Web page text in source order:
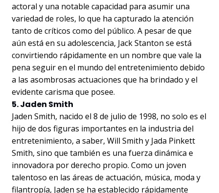
actoral y una notable capacidad para asumir una
variedad de roles, lo que ha capturado la atención
tanto de críticos como del público. A pesar de que
aún está en su adolescencia, Jack Stanton se está
convirtiendo rápidamente en un nombre que vale la
pena seguir en el mundo del entretenimiento debido
a las asombrosas actuaciones que ha brindado y el
evidente carisma que posee.
5. Jaden Smith
Jaden Smith, nacido el 8 de julio de 1998, no solo es el
hijo de dos figuras importantes en la industria del
entretenimiento, a saber, Will Smith y Jada Pinkett
Smith, sino que también es una fuerza dinámica e
innovadora por derecho propio. Como un joven
talentoso en las áreas de actuación, música, moda y
filantropía, Jaden se ha establecido rápidamente